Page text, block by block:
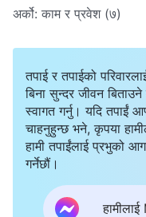
अर्को: काम र प्रवेश (७)
तपाई र तपाईको
बिना सुन्दर जीवन
स्वागत गर्नु। यदि तपाईं
चाहनुहुन्छ भने, कृपया
हामी तपाईंलाई प्रभुको
गर्नेछौं।